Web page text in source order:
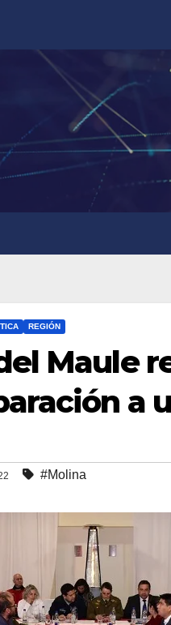
REGIÓN
Maule
a
#Molina